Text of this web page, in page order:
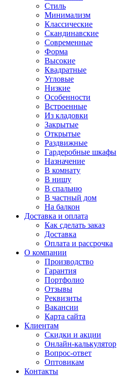
Стиль
Минимализм
Классические
Скандинавские
Современные
Форма
Высокие
Квадратные
Угловые
Низкие
Особенности
Встроенные
Из кладовки
Закрытые
Открытые
Раздвижные
Гардеробные шкафы
Назначение
В комнату
В нишу
В спальню
В частный дом
На балкон
Доставка и оплата
Как сделать заказ
Доставка
Оплата и рассрочка
О компании
Производство
Гарантия
Портфолио
Отзывы
Реквизиты
Вакансии
Карта сайта
Клиентам
Скидки и акции
Онлайн-калькулятор
Вопрос-ответ
Оптовикам
Контакты